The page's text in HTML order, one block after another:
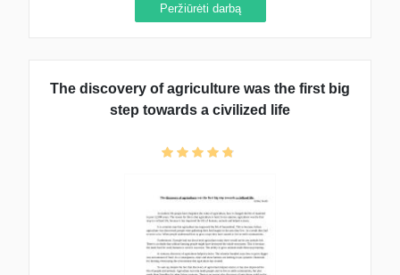
Peržiūrėti darbą
The discovery of agriculture was the first big
step towards a civilized life